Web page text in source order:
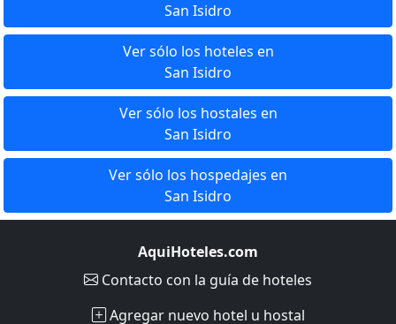
San Isidro
Ver sólo los hoteles en
San Isidro
Ver sólo los hostales en
San Isidro
Ver sólo los hospedajes en
San Isidro
AquiHoteles.com
Contacto con la guía de hoteles
Agregar nuevo hotel u hostal